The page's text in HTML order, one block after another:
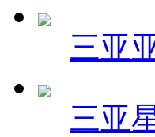
三亚
三亚